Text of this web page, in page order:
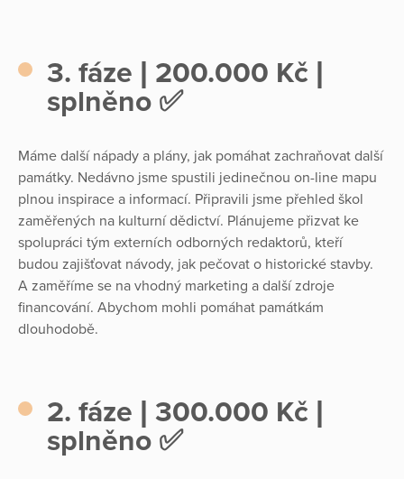
3. fáze | 200.000 Kč |
splněno ✅
Máme další nápady a plány, jak pomáhat zachraňovat další
památky. Nedávno jsme spustili jedinečnou on-line mapu
plnou inspirace a informací. Připravili jsme přehled škol
zaměřených na kulturní dědictví. Plánujeme přizvat ke
spolupráci tým externích odborných redaktorů, kteří
budou zajišťovat návody, jak pečovat o historické stavby.
A zaměříme se na vhodný marketing a další zdroje
financování. Abychom mohli pomáhat památkám
dlouhodobě.
2. fáze | 300.000 Kč |
splněno ✅